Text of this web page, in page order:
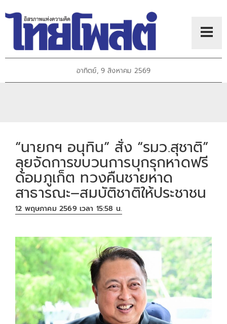
อาทิตย์, 9 สิงหาคม 2569
“นายกฯ อนุทิน” สั่ง “รมว.สุชาติ”
ลุยจัดการขบวนการบุกรุกหาดฟรี
ด้อมภูเก็ต ทวงคืนชายหาด
สาธารณะ–สมบัติชาติให้ประชาชน
12 พฤษภาคม 2569 เวลา 15:58 น.